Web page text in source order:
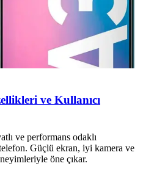
ve Kullanıcı
ve performans odaklı
Güçlü ekran, iyi kamera ve
öne çıkar.